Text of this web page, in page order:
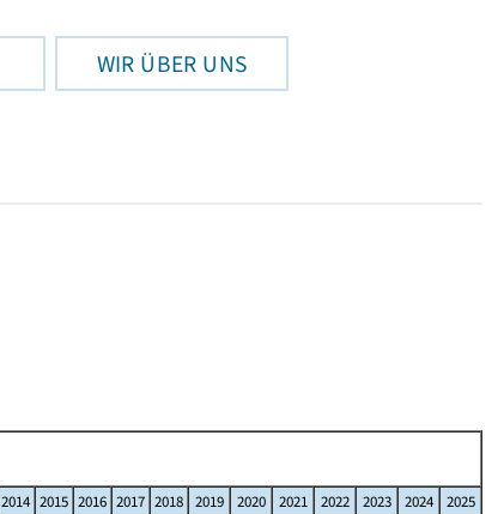
WIR ÜBER UNS
2014 2015 2016 2017 2018 2019 2020 2021 2022 2023 2024
2025